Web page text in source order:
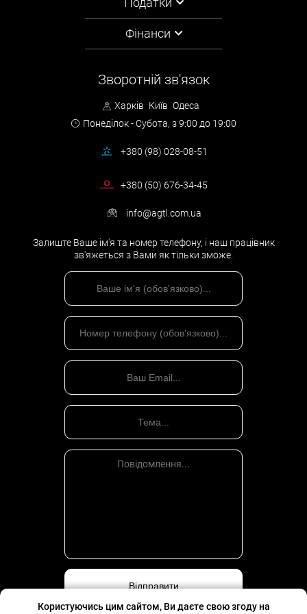
Якщо ви підозрюєте, що ваші права порушуються, ви можете
атися з нашими фахівцями – юристами та юристами
Ми проведемо попередній аналіз порушення і запропонуємо
Фінанси
Зворотній зв'язок
Харків Київ Одеса
Понеділок - Субота, з 9:00 до 19:00
+380 (98) 028-08-51
+380 (50) 676-34-45
info@agtl.com.ua
Залиште Ваше ім'я та номер телефону, і наш працівник
зв'яжеться з Вами як тільки зможе.
Користуючись цим сайтом, Ви даєте свою згоду на